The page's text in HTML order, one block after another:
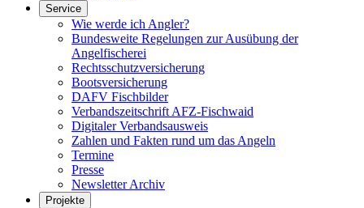
Service
Wie werde ich Angler?
Bundesweite Regelungen zur Ausübung der
Angelfischerei
Rechtsschutzversicherung
Bootsversicherung
DAFV Fischbilder
Verbandszeitschrift AFZ-Fischwaid
Digitaler Verbandsausweis
Zahlen und Fakten rund um das Angeln
Termine
Presse
Newsletter Archiv
Projekte